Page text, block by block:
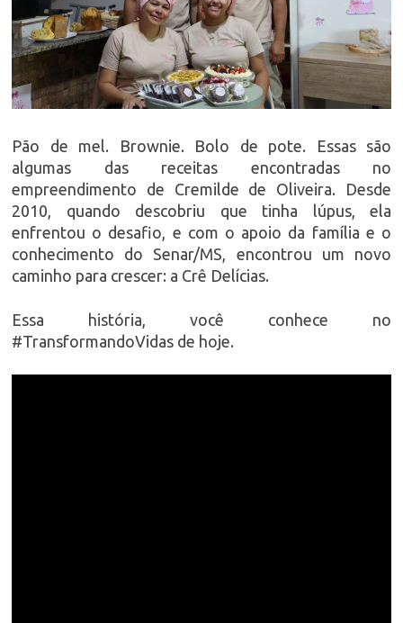
Pão de mel. Brownie. Bolo de pote. Essas são
algumas das receitas encontradas no
empreendimento de Cremilde de Oliveira. Desde
2010, quando descobriu que tinha lúpus, ela
enfrentou o desafio, e com o apoio da família e o
conhecimento do Senar/MS, encontrou um novo
caminho para crescer: a Crê Delícias.
Essa história, você conhece no
#TransformandoVidas de hoje.